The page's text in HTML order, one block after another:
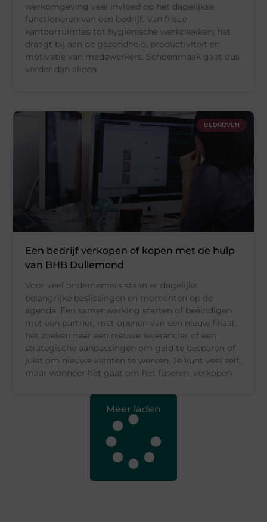
werkomgeving veel invloed op het dagelijkse
functioneren van een bedrijf. Van frisse
kantoorruimtes tot hygiënische werkplekken, het
draagt bij aan de gezondheid, productiviteit en
motivatie van medewerkers. Schoonmaak gaat dus
verder dan alleen
BEDRIJVEN
Een bedrijf verkopen of kopen met de hulp
van BHB Dullemond
Voor veel ondernemers staan er dagelijks
belangrijke beslissingen en momenten op de
agenda. Een samenwerking starten of beëindigen
met een partner, met openen van een nieuw filiaal,
het zoeken naar een nieuwe leverancier of een
strategische aanpassingen om geld te besparen of
juist om nieuwe klanten te werven. Je kunt veel zelf,
maar wanneer het gaat om het fuseren, verkopen
Meer laden